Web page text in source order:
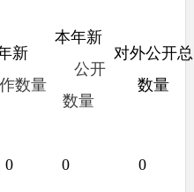
新
数量
本年新
公开
数量
对外公开总
数量
0 0 0